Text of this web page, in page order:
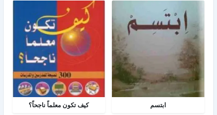
ابتسم كيف تكون معلماً ناجحاً؟